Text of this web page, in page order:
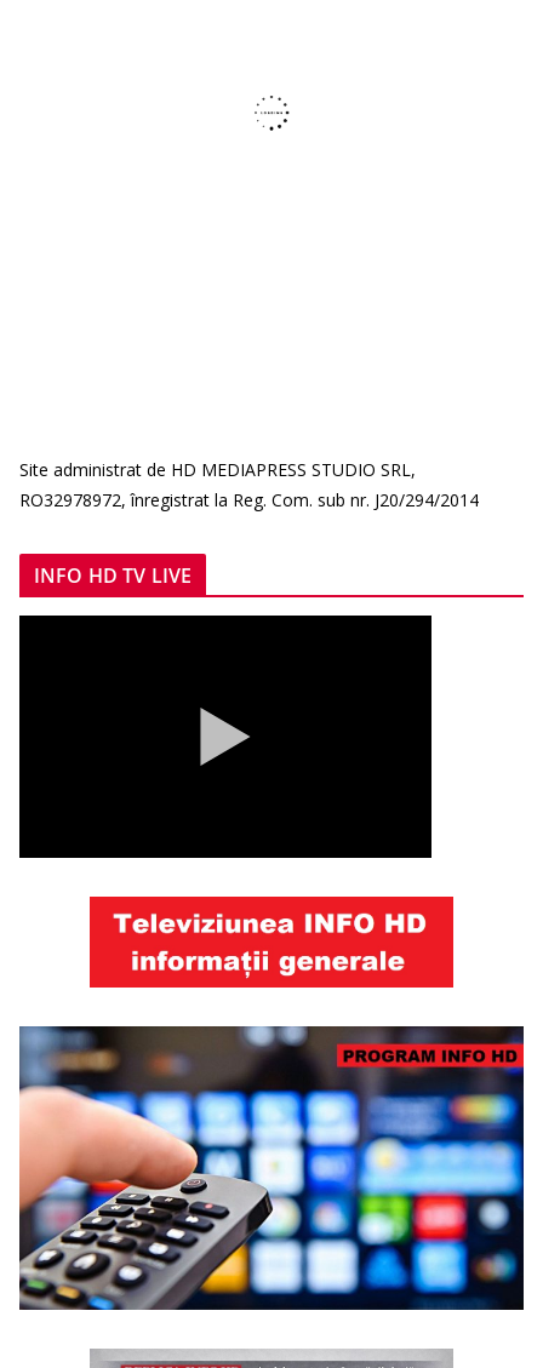
Site administrat de HD MEDIAPRESS STUDIO SRL,
RO32978972, înregistrat la Reg. Com. sub nr. J20/294/2014
INFO HD TV LIVE